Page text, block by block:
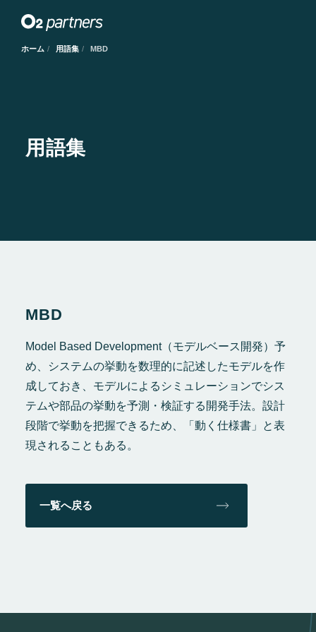
ホーム 用語集 MBD
用語集
MBD
Model Based Development（モデルベース開発）予
め、システムの挙動を数理的に記述したモデルを作
成しておき、モデルによるシミュレーションでシス
テムや部品の挙動を予測・検証する開発手法。設計
段階で挙動を把握できるため、「動く仕様書」と表
現されることもある。
一覧へ戻る